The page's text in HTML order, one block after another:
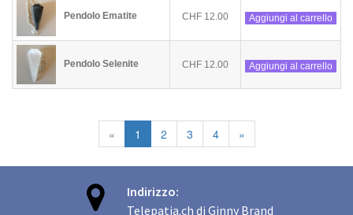
Pendolo Ematite CHF 12.00 Aggiungi al carrello
Pendolo Selenite CHF 12.00 Aggiungi al carrello
« 1 2 3 4 »

Indirizzo:
Telepatia.ch di Ginny Brand